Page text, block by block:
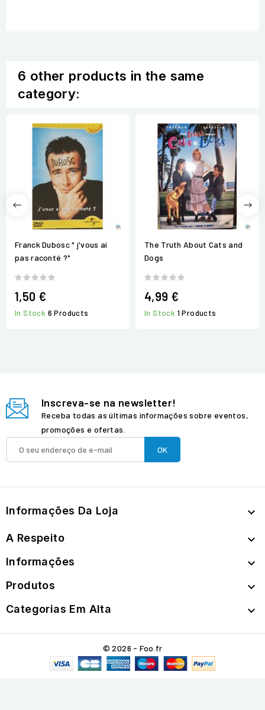
6 other products in the same
category:
Franck Dubosc " j'vous ai
pas raconté ?"
1,50 €
In Stock 6 Products
The Truth About Cats and
Dogs
4,99 €
In Stock 1 Products
Inscreva-se na newsletter!
Receba todas as últimas informações sobre eventos,
promoções e ofertas.
Informações Da Loja 
A Respeito 
Informações 
Produtos 
Categorias Em Alta 
© 2026 - Foo.fr